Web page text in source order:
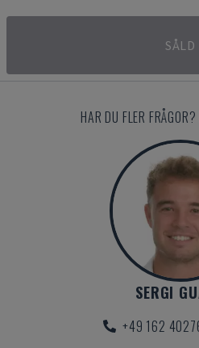
SÅLD
HAR DU FLER
SERGI
+49 162